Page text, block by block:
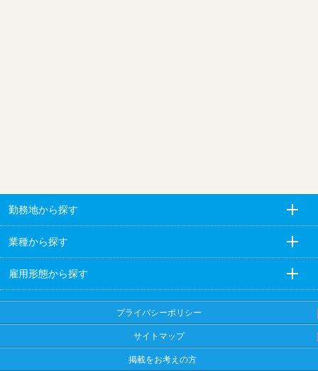
勤務地から探す
業種から探す
雇用形態から探す
プライバシーポリシー
サイトマップ
掲載をお考えの方